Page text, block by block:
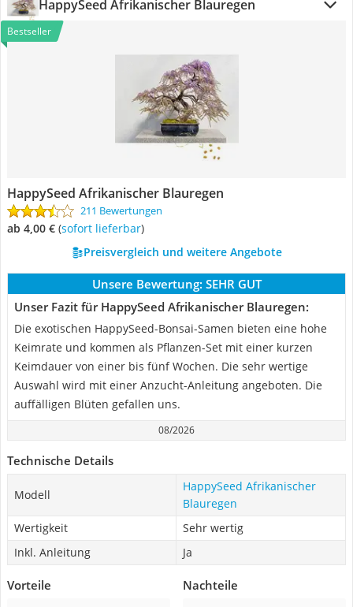
HappySeed Afrikanischer Blauregen
Bestseller
HappySeed Afrikanischer Blauregen
211 Bewertungen
ab 4,00 € ( Sofort lieferbar)
Preisvergleich und weitere Angebote
Unsere Bewertung: SEHR GUT
Unser Fazit für HappySeed Afrikanischer Blauregen:
Die exotischen HappySeed-Bonsai-Samen bieten eine hohe
Keimrate und kommen als Pflanzen-Set mit einer kurzen
Keimdauer von einer bis fünf Wochen. Die sehr wertige
Auswahl wird mit einer Anzucht-Anleitung angeboten. Die
auffälligen Blüten gefallen uns.
08/2026
Technische Details
Modell
HappySeed Afrikanischer
Blauregen
Wertigkeit
Sehr wertig
Inkl. Anleitung
Ja
Vorteile Nachteile